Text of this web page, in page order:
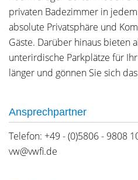
privaten Badezimmer in
absolute Privatsphäre und
Gäste. Darüber hinaus bieten
unterirdische Parkplätze für
länger und gönnen Sie sich
Ansprechpartner
Telefon: +49 - (0)5806 - 9808
vw@vwfi.de